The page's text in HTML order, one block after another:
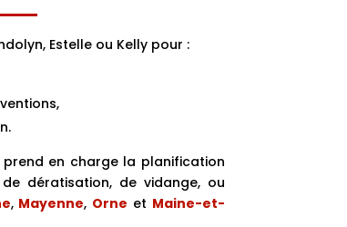
Estelle ou Kelly pour :
prend en charge la planification
de dératisation, de vidange, ou
, Mayenne, Orne et Maine-et-